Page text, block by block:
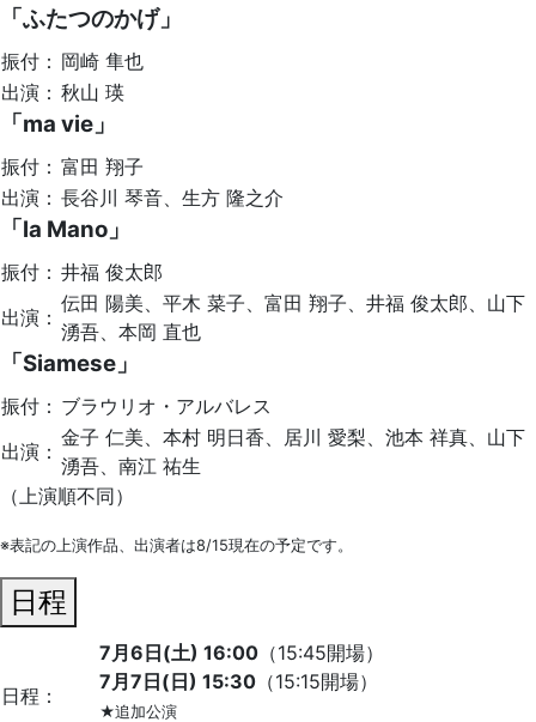
「ふたつのかげ」
振付： 岡崎 隼也
出演： 秋山 瑛
「ma vie」
振付： 富田 翔子
出演： 長谷川 琴音、生方 隆之介
「la Mano」
振付： 井福 俊太郎
出演：
伝田 陽美、平木 菜子、富田 翔子、井福 俊太郎、山下
湧吾、本岡 直也
「Siamese」
振付： ブラウリオ・アルバレス
出演：
金子 仁美、本村 明日香、居川 愛梨、池本 祥真、山下
湧吾、南江 祐生
（上演順不同）
※表記の上演作品、出演者は8/15現在の予定です。
日程
日程：
7月6日(土) 16:00 （15:45開場）
7月7日(日) 15:30 （15:15開場）
★追加公演